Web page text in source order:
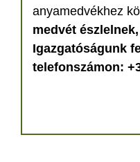
anyamedvékhez
medvét
Igazgatóságunk
telefonszámon: